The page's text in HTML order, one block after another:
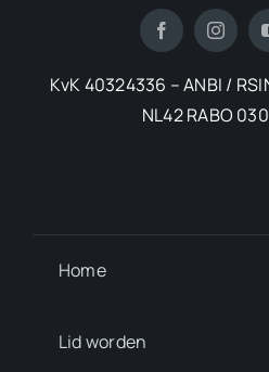
KvK 40324336 – ANBI /
NL42 RABO
Home
Lid worden